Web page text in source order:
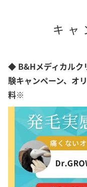
埼玉県
千葉県
東京都
神奈川県
新潟県
山梨県
長野県
アートメイク
検査
キャ
◆ B&Hメディカルク
験キャンペーン、オ
料※